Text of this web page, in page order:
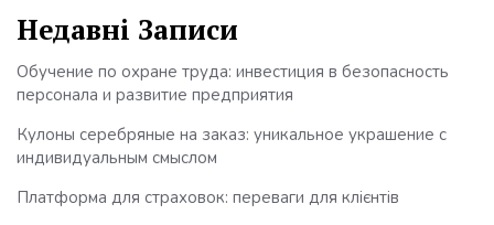
Недавні Записи
Обучение по охране труда: инвестиция в безопасность
персонала и развитие предприятия
Кулоны серебряные на заказ: уникальное украшение с
индивидуальным смыслом
Платформа для страховок: переваги для клієнтів